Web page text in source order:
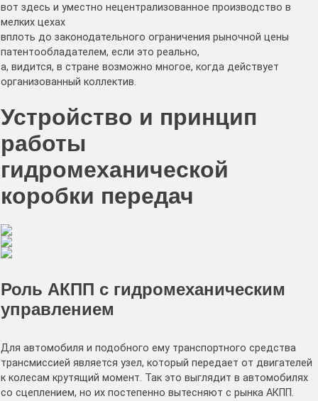
вот здесь и уместно нецентрализованное производство в
мелких цехах
вплоть до законодательного ограничения рыночной цены
патентообладателем, если это реально,
а, видится, в стране возможно многое, когда действует
организованный коллектив.
Устройство и принцип
работы
гидромеханической
коробки передач
Роль АКПП с гидромеханическим
управлением
Для автомобиля и подобного ему транспортного средства
трансмиссией является узел, который передает от двигателей
к колесам крутящий момент. Так это выглядит в автомобилях
со сцеплением, но их постепенно вытесняют с рынка АКПП.